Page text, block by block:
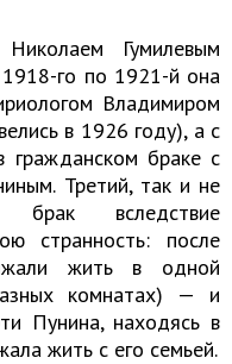
Гумилевым
го по 1921-й она
Владимиром
в 1926 году), а с
браке с
Третий, так и не
брак вследствие
странность: после
жить в одной
комнатах) — и
Пунина, находясь в
жить с его семьей.